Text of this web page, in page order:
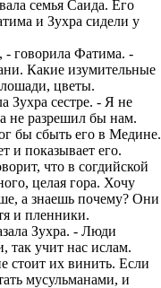
семья Саида. Его
и Зухра сидели у
- говорила Фатима. -
Какие изумительные
цветы.
Зухра сестре. - Я не
не разрешил бы нам.
бы сбыть его в Медине.
и показывает его.
что в согдийской
целая гора. Хочу
а знаешь почему? Они
и пленники.
Зухра. - Люди
учит нас ислам.
стоит их винить. Если
мусульманами, и